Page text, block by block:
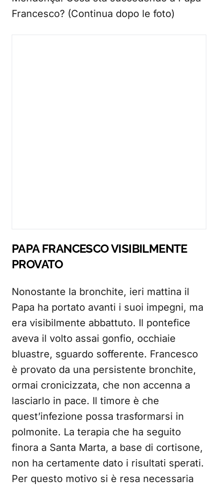
Francesco? (Continua dopo le foto)
PAPA FRANCESCO VISIBILMENTE
PROVATO
Nonostante la bronchite, ieri mattina il
Papa ha portato avanti i suoi impegni, ma
era visibilmente abbattuto. Il pontefice
aveva il volto assai gonfio, occhiaie
bluastre, sguardo sofferente. Francesco
è provato da una persistente bronchite,
ormai cronicizzata, che non accenna a
lasciarlo in pace. Il timore è che
quest’infezione possa trasformarsi in
polmonite. La terapia che ha seguito
finora a Santa Marta, a base di cortisone,
non ha certamente dato i risultati sperati.
Per questo motivo si è resa necessaria